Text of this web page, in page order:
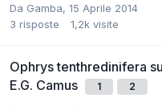
Da Gamba, 15 Aprile 2014
3 risposte 1,2k visite
Ophrys tenthredinifera
E.G. Camus
1 2